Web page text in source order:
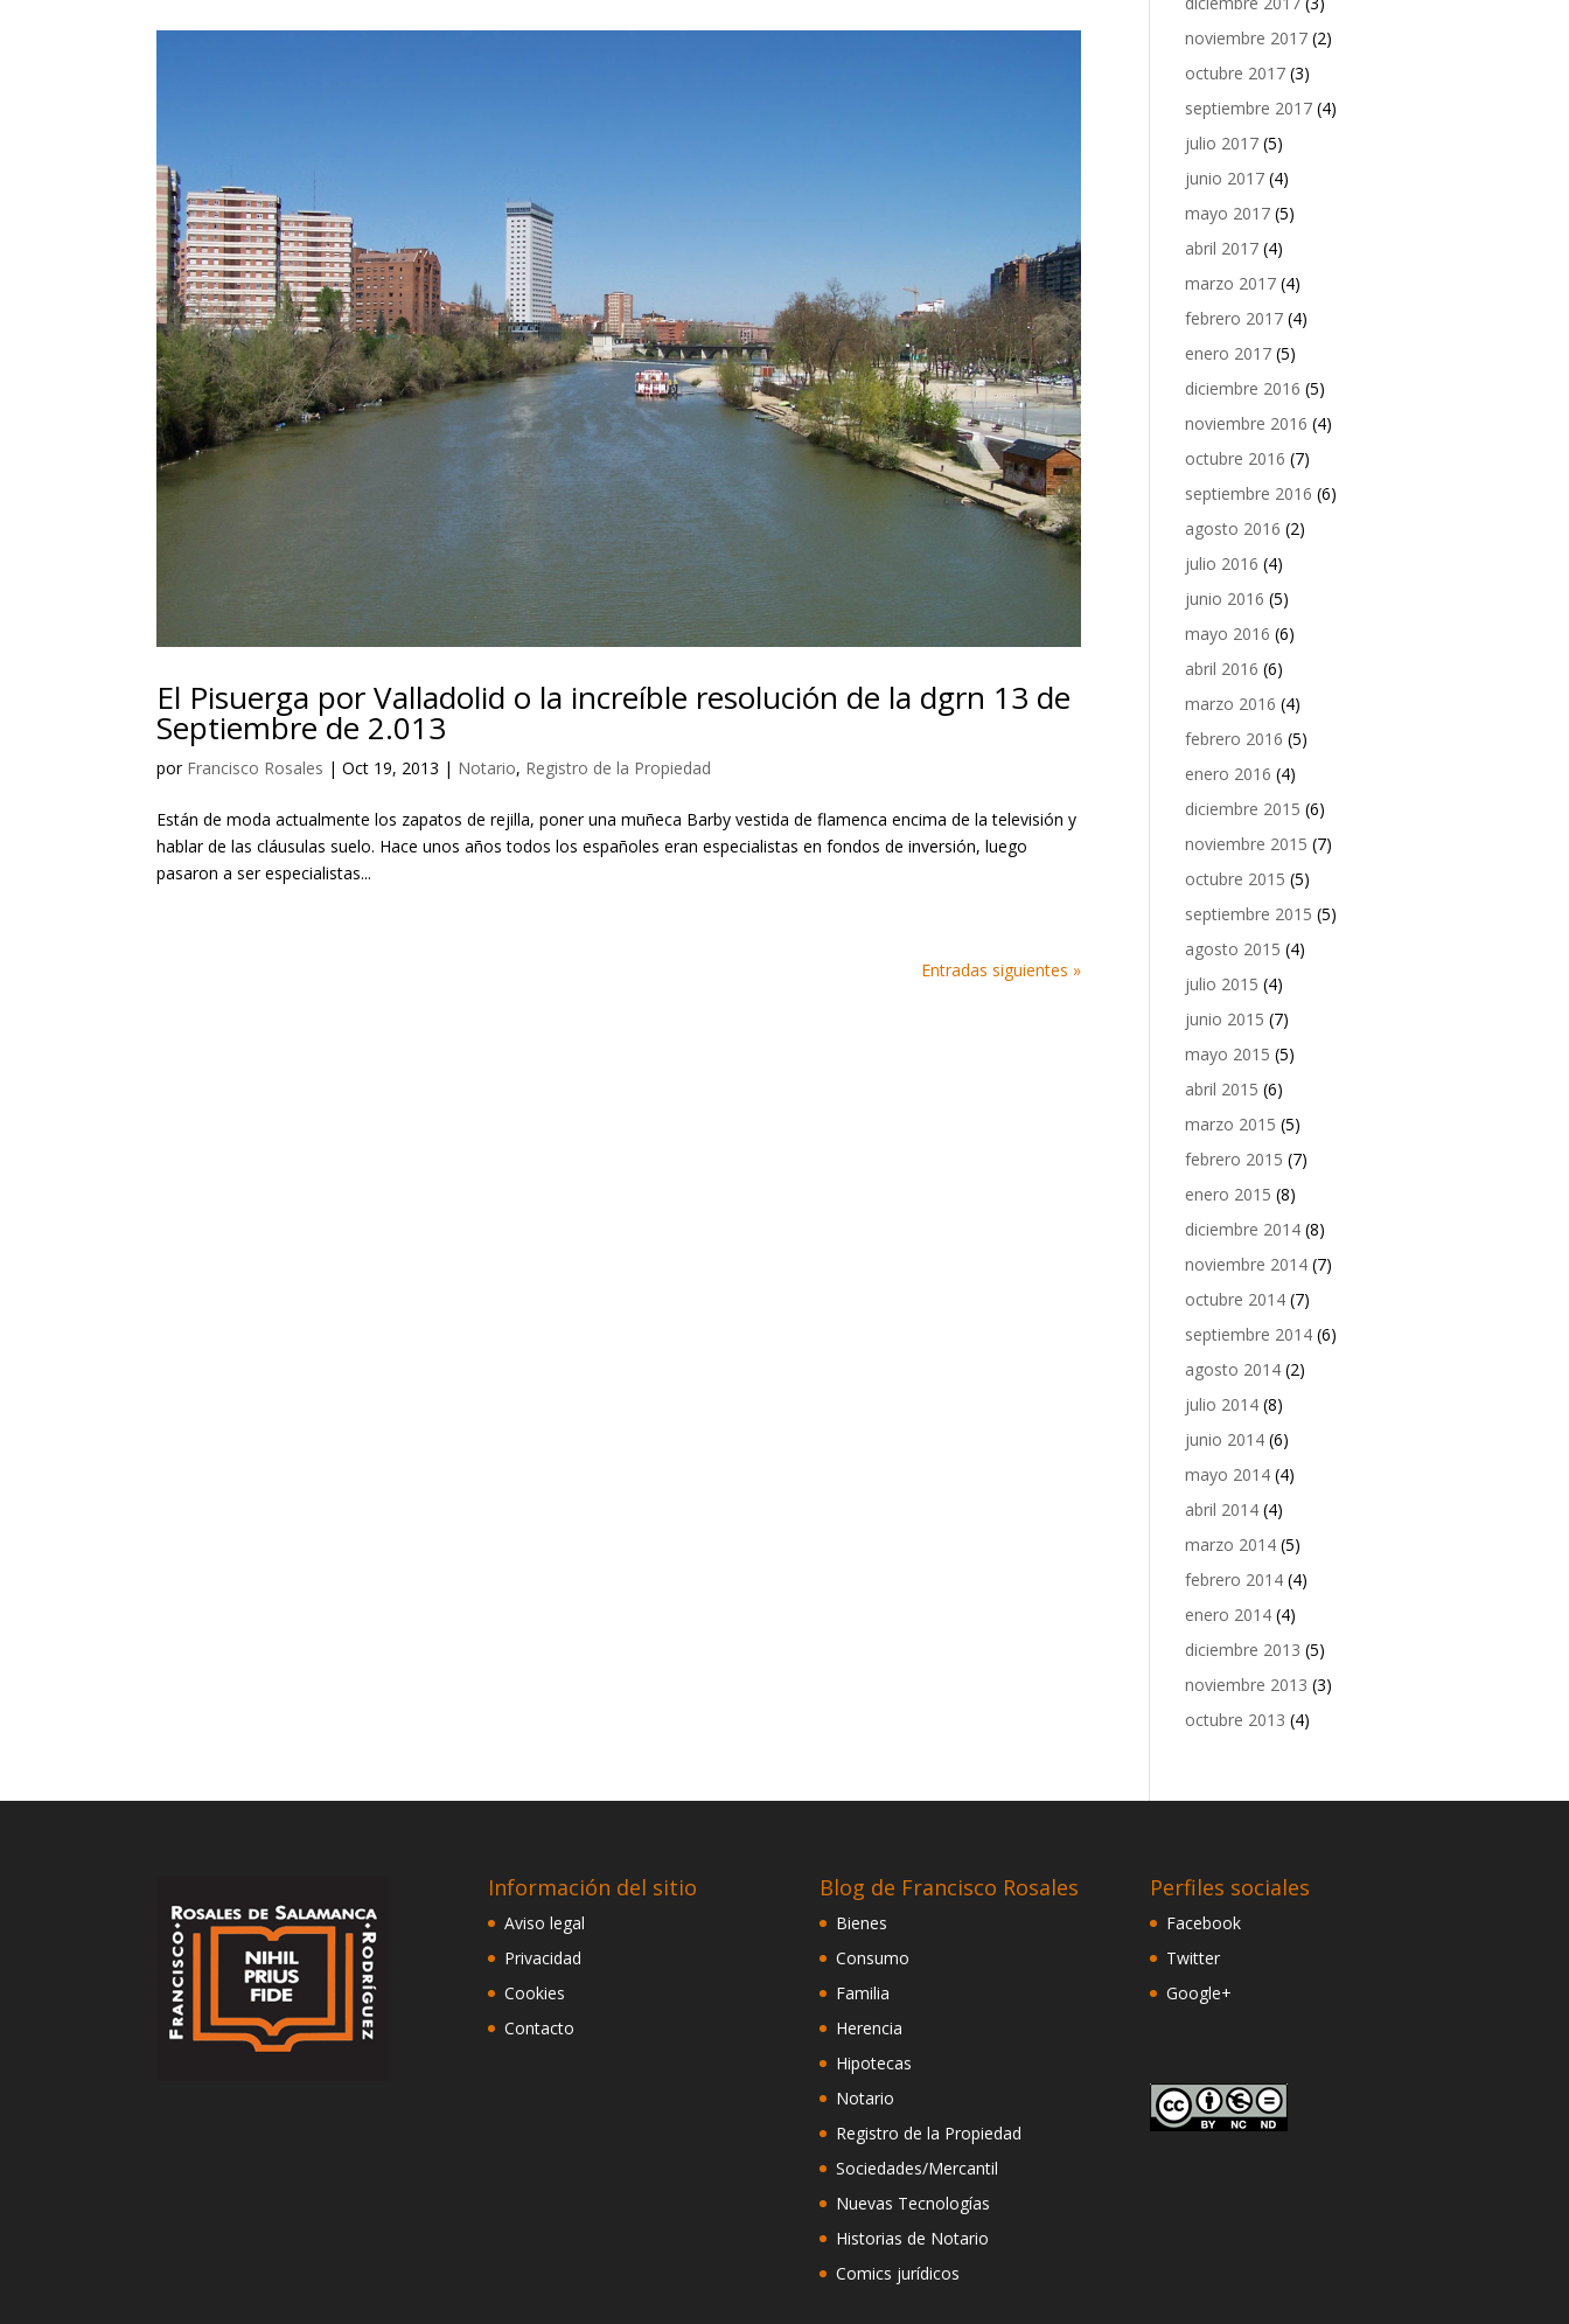
El Pisuerga por Valladolid o la increíble resolución de la dgrn 13 de
Septiembre de 2.013
por Francisco Rosales |Oct 19, 2013 | Notario, Registro de la Propiedad
Están de moda actualmente los zapatos de rejilla, poner una muñeca Barby vestida de flamenca encima de la televisión y
hablar de las cláusulas suelo. Hace unos años todos los españoles eran especialistas en fondos de inversión, luego
pasaron a ser especialistas...
Entradas siguientes »
noviembre 2017 (2)
octubre 2017 (3)
septiembre 2017 (4)
julio 2017 (5)
junio 2017 (4)
mayo 2017 (5)
abril 2017 (4)
marzo 2017 (4)
febrero 2017 (4)
enero 2017 (5)
diciembre 2016 (5)
noviembre 2016 (4)
octubre 2016 (7)
septiembre 2016 (6)
agosto 2016 (2)
julio 2016 (4)
junio 2016 (5)
mayo 2016 (6)
abril 2016 (6)
marzo 2016 (4)
febrero 2016 (5)
enero 2016 (4)
diciembre 2015 (6)
noviembre 2015 (7)
octubre 2015 (5)
septiembre 2015 (5)
agosto 2015 (4)
julio 2015 (4)
junio 2015 (7)
mayo 2015 (5)
abril 2015 (6)
marzo 2015 (5)
febrero 2015 (7)
enero 2015 (8)
diciembre 2014 (8)
noviembre 2014 (7)
octubre 2014 (7)
septiembre 2014 (6)
agosto 2014 (2)
julio 2014 (8)
junio 2014 (6)
mayo 2014 (4)
abril 2014 (4)
marzo 2014 (5)
febrero 2014 (4)
enero 2014 (4)
diciembre 2013 (5)
noviembre 2013 (3)
octubre 2013 (4)
Información del sitio
Aviso legal
Privacidad
Cookies
Contacto
Blog de Francisco Rosales
Bienes
Consumo
Familia
Herencia
Hipotecas
Notario
Registro de la Propiedad
Sociedades/Mercantil
Nuevas Tecnologías
Historias de Notario
Comics jurídicos
Perfiles sociales
Facebook
Twitter
Google+